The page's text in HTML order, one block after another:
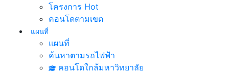
โครงการ Hot
คอนโดตามเขต
แผนที่
แผนที่
ค้นหาตามรถไฟฟ้า
คอนโดใกล้มหาวิทยาลัย